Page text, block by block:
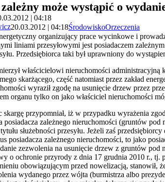
może wystąpić o
| 04:18
20.03.2012 | 04:18ŚrodowiskoOrzeczenia
organizujący prace wycinkowe i
liniami przesyłowymi jest posiadaczem
Przedsiębiorca taki był uprawniony do
właścicielowi nieruchomości administracyjną
skarżącego, część natomiast przez zakład
wyraził zgodę na usunięcie drzew przez
organu tylko on jako właściciel nieruchomości
skargę przypomniał, iż w przypadku wyrażenia
posiadacza zależnego nieruchomości (gruntów
służebności przesyłu. Jeżeli zaś
posiadacza zależnego nieruchomości, to jako
zezwolenia na usunięcie drzew z gruntów
o ochronie przyrody z dnia 17 grudnia 2010 r., tj.
obowiązującym przed nowelizacją, stanowił,
wydanego przez wójta (burmistrza albo